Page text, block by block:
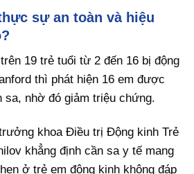
sự an toàn và hiệu
19 trẻ tuổi từ 2 đến 16 bị động
thì phát hiện 16 em được
sa, nhờ đó giảm triệu chứng.
khoa Điều trị Động kinh Trẻ
khẳng định cần sa y tế mang
ở trẻ em động kinh không đáp